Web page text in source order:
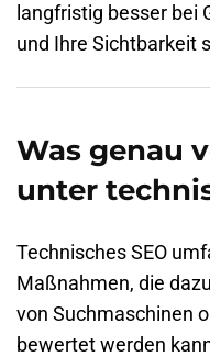
langfristig besser bei
und Ihre Sichtbarkeit
Was genau
unter
Technisches SEO
Maßnahmen, die
von Suchmaschinen
bewertet werden